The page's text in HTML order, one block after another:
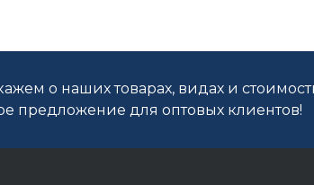
о наших товарах, видах и
предложение для оптовых клиентов!